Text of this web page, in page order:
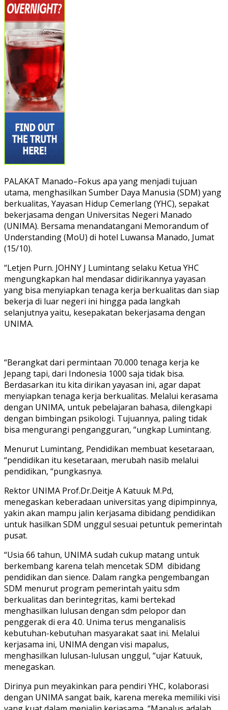
PALAKAT Manado–Fokus apa yang menjadi tujuan
utama, menghasilkan Sumber Daya Manusia (SDM) yang
berkualitas, Yayasan Hidup Cemerlang (YHC), sepakat
bekerjasama dengan Universitas Negeri Manado
(UNIMA). Bersama menandatangani Memorandum of
Understanding (MoU) di hotel Luwansa Manado, Jumat
(15/10).
“Letjen Purn. JOHNY J Lumintang selaku Ketua YHC
mengungkapkan hal mendasar didirikannya yayasan
yang bisa menyiapkan tenaga kerja berkualitas dan siap
bekerja di luar negeri ini hingga pada langkah
selanjutnya yaitu, kesepakatan bekerjasama dengan
UNIMA.
“Berangkat dari permintaan 70.000 tenaga kerja ke
Jepang tapi, dari Indonesia 1000 saja tidak bisa.
Berdasarkan itu kita dirikan yayasan ini, agar dapat
menyiapkan tenaga kerja berkualitas. Melalui kerasama
dengan UNIMA, untuk pebelajaran bahasa, dilengkapi
dengan bimbingan psikologi. Tujuannya, paling tidak
bisa mengurangi pengangguran, “ungkap Lumintang.
Menurut Lumintang, Pendidikan membuat kesetaraan,
“pendidikan itu kesetaraan, merubah nasib melalui
pendidikan, “pungkasnya.
Rektor UNIMA Prof.Dr.Deitje A Katuuk M.Pd,
menegaskan keberadaan universitas yang dipimpinnya,
yakin akan mampu jalin kerjasama dibidang pendidikan
untuk hasilkan SDM unggul sesuai petuntuk pemerintah
pusat.
“Usia 66 tahun, UNIMA sudah cukup matang untuk
berkembang karena telah mencetak SDM dibidang
pendidikan dan sience. Dalam rangka pengembangan
SDM menurut program pemerintah yaitu sdm
berkualitas dan berintegritas, kami bertekad
menghasilkan lulusan dengan sdm pelopor dan
penggerak di era 4.0. Unima terus menganalisis
kebutuhan-kebutuhan masyarakat saat ini. Melalui
kerjasama ini, UNIMA dengan visi mapalus,
menghasilkan lulusan-lulusan unggul, “ujar Katuuk,
menegaskan.
Dirinya pun meyakinkan para pendiri YHC, kolaborasi
dengan UNIMA sangat baik, karena mereka memiliki visi